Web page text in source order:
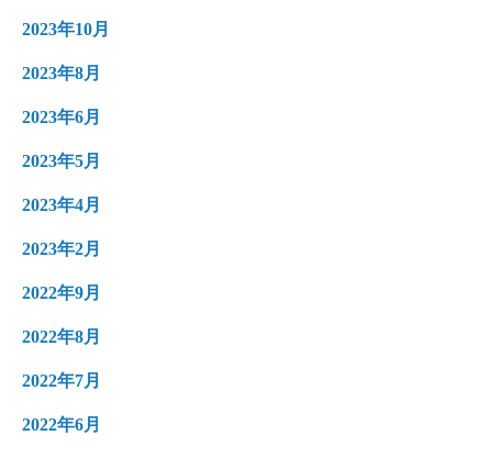
2023年10月
2023年8月
2023年6月
2023年5月
2023年4月
2023年2月
2022年9月
2022年8月
2022年7月
2022年6月